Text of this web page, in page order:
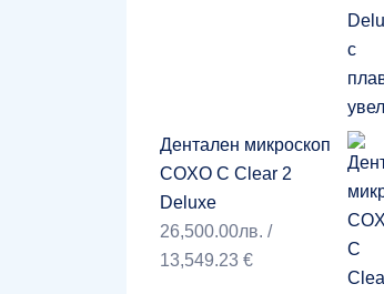
Дентален микроскоп
COXO C Clear 2
Deluxe
26,500.00лв. /
13,549.23 €